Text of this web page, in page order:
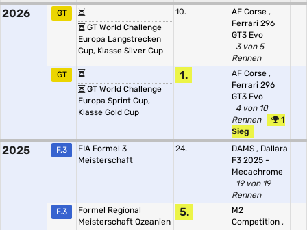
2026
GT
GT World Challenge
Europa Langstrecken
Cup, Klasse Silver Cup
10. AF Corse ,
Ferrari 296
GT3 Evo
3 von 5
Rennen
GT
GT World Challenge
Europa Sprint Cup,
Klasse Gold Cup
1. AF Corse ,
Ferrari 296
GT3 Evo
4 von 10
Rennen
1
Sieg
2025 F.3
FIA Formel 3
Meisterschaft
24. DAMS , Dallara
F3 2025 -
Mecachrome
19 von 19
Rennen
F.3
Formel Regional
Meisterschaft Ozeanien
5.
M2
Competition ,